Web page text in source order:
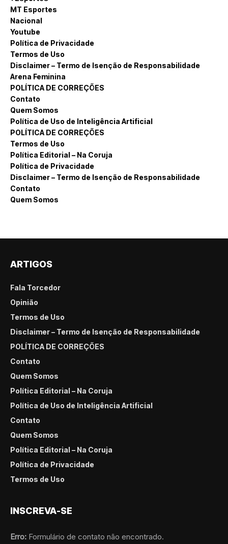
MT Esportes
Nacional
Youtube
Política de Privacidade
Termos de Uso
Disclaimer – Termo de Isenção de Responsabilidade
Arena Feminina
POLÍTICA DE CORREÇÕES
Contato
Quem Somos
Política de Uso de Inteligência Artificial
POLÍTICA DE CORREÇÕES
Termos de Uso
Política Editorial – Na Coruja
Política de Privacidade
Disclaimer – Termo de Isenção de Responsabilidade
Contato
Quem Somos
ARTIGOS
Fala Torcedor
Opinião
Termos de Uso
Disclaimer – Termo de Isenção de Responsabilidade
POLÍTICA DE CORREÇÕES
Contato
Quem Somos
Política Editorial – Na Coruja
Política de Uso de Inteligência Artificial
Contato
Quem Somos
Política Editorial – Na Coruja
Política de Privacidade
Termos de Uso
INSCREVA-SE
Erro: Formulário de contato não encontrado.